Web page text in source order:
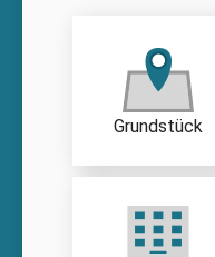
Grundstück